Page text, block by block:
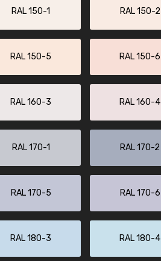
RAL 150-1 RAL 150-2
RAL 150-5 RAL 150-6
RAL 160-3 RAL 160-4
RAL 170-1 RAL 170-2
RAL 170-5 RAL 170-6
RAL 180-3 RAL 180-4